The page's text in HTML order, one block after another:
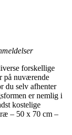
forskellige
på nuværende
du selv afhenter
er nemlig i
kostelige
– 50 x 70 cm –